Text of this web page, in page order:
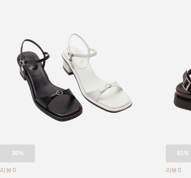
30%
리뷰 0
81%
리뷰 0